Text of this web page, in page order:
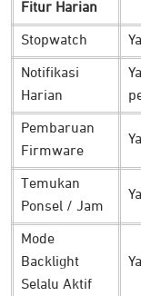
beradaptasi di
Solusi Latihan
Fitur Harian
Stopwatch Ya
Notifikasi
Harian
Pembaruan
Firmware
Temukan
Ponsel / Jam
Ya
Mode
Backlight
Selalu Aktif
Ya